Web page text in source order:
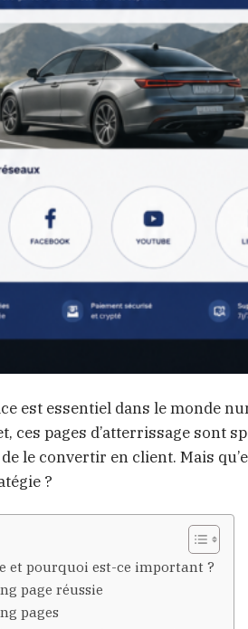
est essentiel dans le monde
ces pages d’atterrissage sont
le convertir en client. Mais
?
et pourquoi est-ce important ?
page réussie
pages